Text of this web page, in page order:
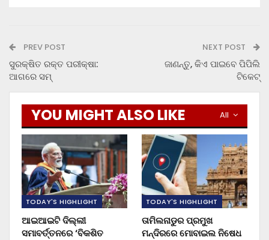
PREV POST
ସୁରକ୍ଷିତ ରକ୍ତ ପରୀକ୍ଷା:
ଆଗରେ ସମ୍
NEXT POST
ଜାଣନ୍ତୁ, କିଏ ପାଇବେ ପିପିଲି
ଟିକେଟ୍
All
YOU MIGHT ALSO LIKE
TODAY'S HIGHLIGHT
ଆଇଆଇଟି ଦିଲ୍ଲୀ
ସମାବର୍ତ୍ତନରେ ‘ବିକଶିତ
TODAY'S HIGHLIGHT
ତାମିଲନାଡୁର ପ୍ରମୁଖ
ମନ୍ଦିରରେ ମୋବାଇଲ ନିଷେଧ